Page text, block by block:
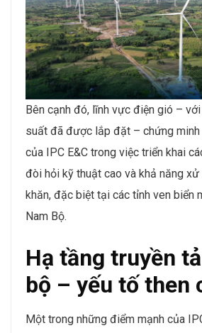
Bên cạnh đó, lĩnh vực điện gió –
suất đã được lắp đặt – chứng
của IPC E&C trong việc triển khai
đòi hỏi kỹ thuật cao và khả năng xử
khăn, đặc biệt tại các tỉnh ven biển
Nam Bộ.
Hạ tầng truyền
bộ – yếu tố then
Một trong những điểm mạnh của